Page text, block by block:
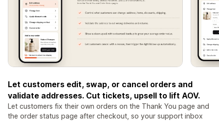
Let customers edit, swap, or cancel orders and
validate addresses. Cut tickets, upsell to lift AOV.
Let customers fix their own orders on the Thank You page and
the order status page after checkout, so your support inbox